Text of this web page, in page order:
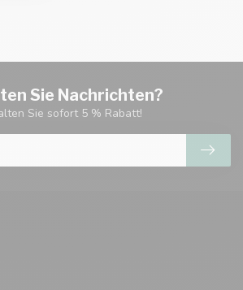
Sie Nachrichten?
Sie sofort 5 % Rabatt!